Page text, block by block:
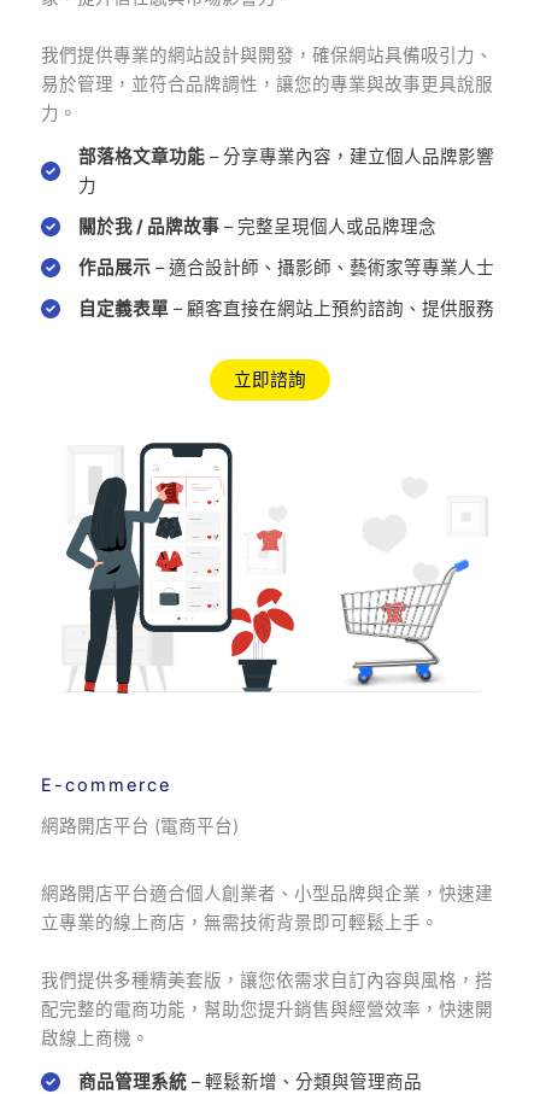
我們提供專業的網站設計與開發，確保網站具備吸引力、
易於管理，並符合品牌調性，讓您的專業與故事更具說服
力。
部落格文章功能 – 分享專業內容，建立個人品牌影響
力
關於我 / 品牌故事 – 完整呈現個人或品牌理念
作品展示 – 適合設計師、攝影師、藝術家等專業人士
自定義表單 – 顧客直接在網站上預約諮詢、提供服務
立即諮詢
E-commerce
網路開店平台 (電商平台)
網路開店平台適合個人創業者、小型品牌與企業，快速建
立專業的線上商店，無需技術背景即可輕鬆上手。
我們提供多種精美套版，讓您依需求自訂內容與風格，搭
配完整的電商功能，幫助您提升銷售與經營效率，快速開
啟線上商機。
商品管理系統 – 輕鬆新增、分類與管理商品